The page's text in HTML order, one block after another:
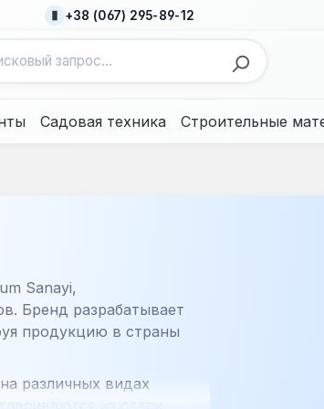
+38 (067) 295-89-12
Садовая техника Строительные
Sanayi,
Бренд разрабатывает
продукцию в страны
различных видах